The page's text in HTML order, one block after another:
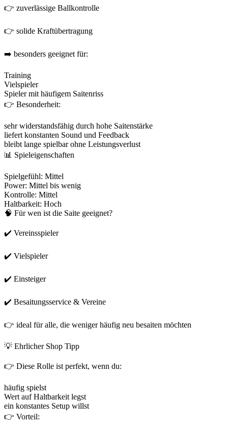
👉 zuverlässige Ballkontrolle
👉 solide Kraftübertragung
➡️ besonders geeignet für:
Training
Vielspieler
Spieler mit häufigem Saitenriss
👉 Besonderheit:
sehr widerstandsfähig durch hohe Saitenstärke
liefert konstanten Sound und Feedback
bleibt lange spielbar ohne Leistungsverlust
📊 Spieleigenschaften
Spielgefühl: Mittel
Power: Mittel bis wenig
Kontrolle: Mittel
Haltbarkeit: Hoch
🧠 Für wen ist die Saite geeignet?
✔️ Vereinsspieler
✔️ Vielspieler
✔️ Einsteiger
✔️ Besaitungsservice & Vereine
👉 ideal für alle, die weniger häufig neu besaiten möchten
💡 Ehrlicher Shop Tipp
👉 Diese Rolle ist perfekt, wenn du:
häufig spielst
Wert auf Haltbarkeit legst
ein konstantes Setup willst
👉 Vorteil: